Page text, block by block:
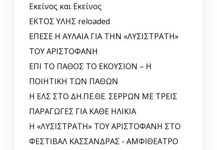
Εκείνος και Εκείνος
ΕΚΤΟΣ ΥΛΗΣ reloaded
ΕΠΕΣΕ Η ΑΥΛΑΙΑ ΓΙΑ ΤΗΝ «ΛΥΣΙΣΤΡΑΤΗ»
ΤΟΥ ΑΡΙΣΤΟΦΑΝΗ
ΕΠΙ ΤΟ ΠΑΘΟΣ ΤΟ ΕΚΟΥΣΙΟΝ – Η
ΠΟΙΗΤΙΚΗ ΤΩΝ ΠΑΘΩΝ
Η ΕΛΣ ΣΤΟ ΔΗ.ΠΕ.ΘΕ. ΣΕΡΡΩΝ ΜΕ ΤΡΕΙΣ
ΠΑΡΑΓΩΓΕΣ ΓΙΑ ΚΑΘΕ ΗΛΙΚΙΑ
Η «ΛΥΣΙΣΤΡΑΤΗ» ΤΟΥ ΑΡΙΣΤΟΦΑΝΗ ΣΤΟ
ΦΕΣΤΙΒΑΛ ΚΑΣΣΑΝΔΡΑΣ - ΑΜΦΙΘΕΑΤΡΟ